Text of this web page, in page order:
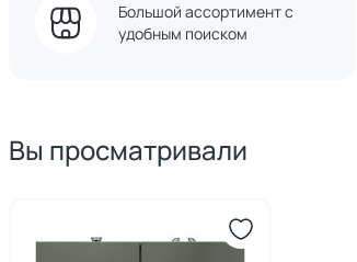
Большой ассортимент с
удобным поиском
Вы просматривали